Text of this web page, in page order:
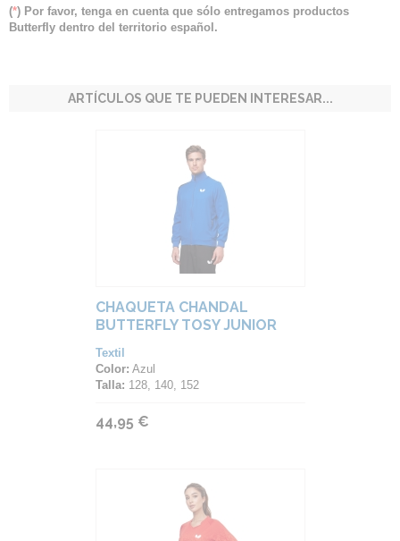
(*) Por favor, tenga en cuenta que sólo entregamos productos
Butterfly dentro del territorio español.
ARTÍCULOS QUE TE PUEDEN INTERESAR...
CHAQUETA CHANDAL
BUTTERFLY TOSY JUNIOR
Textil
Color: Azul
Talla: 128, 140, 152
44,95 €